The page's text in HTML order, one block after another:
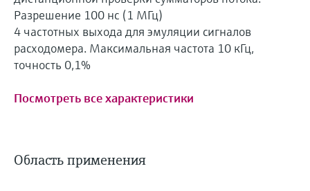
Разрешение 100 нс (1 МГц)
4 частотных выхода для эмуляции сигналов
расходомера. Максимальная частота 10 кГц,
точность 0,1%
Посмотреть все характеристики
Область применения